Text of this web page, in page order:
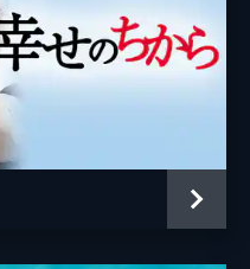
ウィル・スミス